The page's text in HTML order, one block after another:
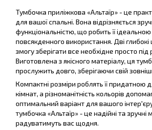
Тумбочка приліжкова «Альтаїр» - це
для вашої спальні. Вона відрізняється
функціональністю, що робить її
повсякденного використання. Дві
змогу зберігати все необхідне просто під
Виготовлена з якісного матеріалу, ця
прослужить довго, зберігаючи свій
Компактні розміри роблять її придатною
кімнат, а різноманітність кольорів
оптимальний варіант для вашого
тумбочка «Альтаїр» - це надійні та зручні
радуватимуть вас щодня.